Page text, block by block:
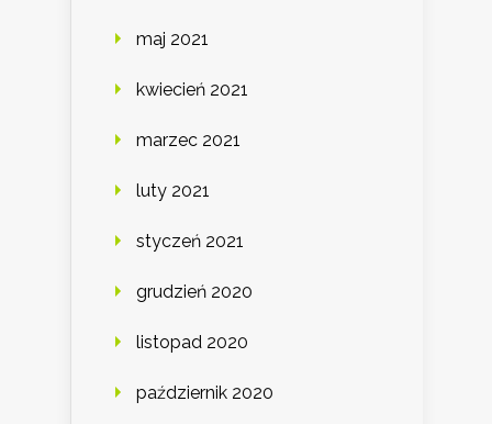
maj 2021
kwiecień 2021
marzec 2021
luty 2021
styczeń 2021
grudzień 2020
listopad 2020
październik 2020